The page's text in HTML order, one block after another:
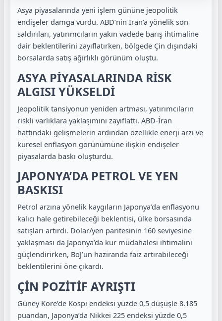
Asya piyasalarında yeni işlem gününe jeopolitik
endişeler damga vurdu. ABD’nin İran’a yönelik son
saldırıları, yatırımcıların yakın vadede barış ihtimaline
dair beklentilerini zayıflatırken, bölgede Çin dışındaki
borsalarda satış ağırlıklı görünüm oluştu.
ASYA PİYASALARINDA RİSK
ALGISI YÜKSELDİ
Jeopolitik tansiyonun yeniden artması, yatırımcıların
riskli varlıklara yaklaşımını zayıflattı. ABD-İran
hattındaki gelişmelerin ardından özellikle enerji arzı ve
küresel enflasyon görünümüne ilişkin endişeler
piyasalarda baskı oluşturdu.
JAPONYA’DA PETROL VE YEN
BASKISI
Petrol arzına yönelik kaygıların Japonya’da enflasyonu
kalıcı hale getirebileceği beklentisi, ülke borsasında
satışları artırdı. Dolar/yen paritesinin 160 seviyesine
yaklaşması da Japonya’da kur müdahalesi ihtimalini
güçlendirirken, BoJ’un haziranda faiz artırabileceği
beklentilerini öne çıkardı.
ÇİN POZİTİF AYRIŞTI
Güney Kore’de Kospi endeksi yüzde 0,5 düşüşle 8.185
puandan, Japonya’da Nikkei 225 endeksi yüzde 0,5